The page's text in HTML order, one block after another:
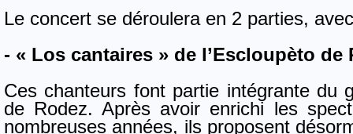
Le concert se déroulera en 2 parties,
- « Los cantaires » de l’Escloupèto de
Ces chanteurs font partie intégrante du
de Rodez. Après avoir enrichi les
nombreuses années, ils proposent